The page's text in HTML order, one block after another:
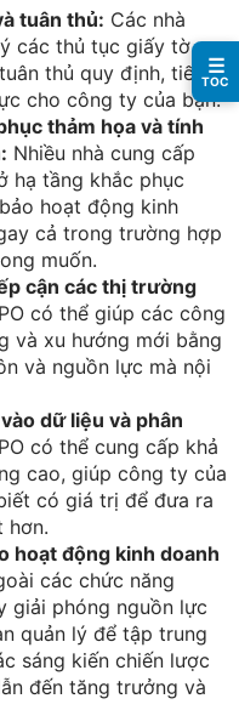
tuân thủ: Các nhà
các thủ tục giấy tờ
thủ quy định, tiết
cho công ty của bạn.
thảm họa và tính
Nhiều nhà cung cấp
hạ tầng khắc phục
hoạt động kinh
cả trong trường hợp
muốn.
cận các thị trường
có thể giúp các công
và xu hướng mới bằng
và nguồn lực mà nội
dữ liệu và phân
có thể cung cấp khả
cao, giúp công ty của
có giá trị để đưa ra
hơn.
hoạt động kinh doanh
các chức năng
giải phóng nguồn lực
quản lý để tập trung
sáng kiến chiến lược
đến tăng trưởng và
☰
TOC